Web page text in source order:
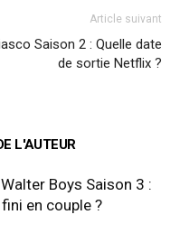
Article suivant
Saison 2 : Quelle date
de sortie Netflix ?
L'AUTEUR
Boys Saison 3 :
en couple ?